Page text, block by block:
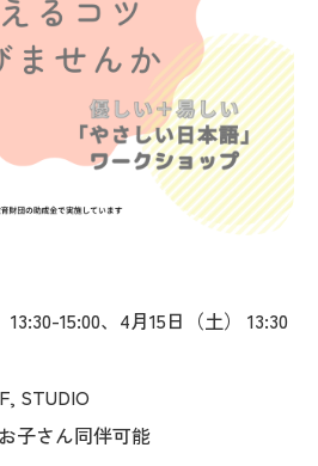
15:00、4月15日（土） 13:30
STUDIO
子さん同伴可能